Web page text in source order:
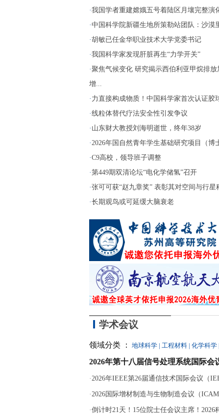
·我国学者重建嫦娥五号着陆区月壤完整演
·中国科学院新疆生地所策勒站团队：沙漠
·胡敏已任金华职业技术大学党委书记
·我国科学家发现肝脏再生“力学开关”
·聚焦气候变化 研究揭示西伯利亚甲烷排放
增...
· 力直接构成物质！中国科学家首次认证胶
·线粒体替代疗法安全性引发争议
· 山东财大教授刘海明逝世，终年38岁
·2026年国自然青年学生基础研究项目（博
·C9高校，领导班子调整
·第449期双清论坛“电化学储氢”召开
·张可可获“赵九章奖” 表彰其对空间与行星
·长期观鸟或可延缓大脑衰老
学术会议
领域分类 ： 地球科学 | 工程材料 | 化学科学
2026年第十八届信号处理系统国际会
·2026年IEEE第26届通信技术国际会议（
·2026国际增材制造与生物制造会议（
·倒计时21天！15位院士任会议主席！2026